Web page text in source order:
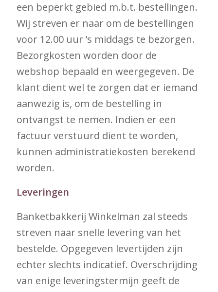
een beperkt gebied m.b.t. bestellingen.
Wij streven er naar om de bestellingen
voor 12.00 uur ’s middags te bezorgen.
Bezorgkosten worden door de
webshop bepaald en weergegeven. De
klant dient wel te zorgen dat er iemand
aanwezig is, om de bestelling in
ontvangst te nemen. Indien er een
factuur verstuurd dient te worden,
kunnen administratiekosten berekend
worden.
Leveringen
Banketbakkerij Winkelman zal steeds
streven naar snelle levering van het
bestelde. Opgegeven levertijden zijn
echter slechts indicatief. Overschrijding
van enige leveringstermijn geeft de